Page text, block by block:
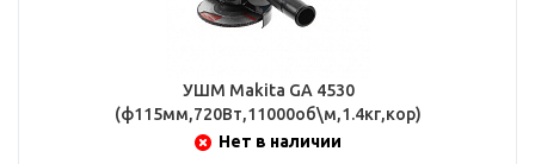
УШМ Makita GA 4530
(ф115мм,720Вт,11000об\м,1.4кг,кор)
Нет в наличии